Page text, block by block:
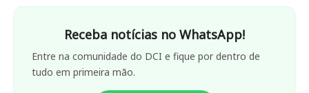
Receba notícias no WhatsApp!
Entre na comunidade do DCI e fique por dentro de
tudo em primeira mão.